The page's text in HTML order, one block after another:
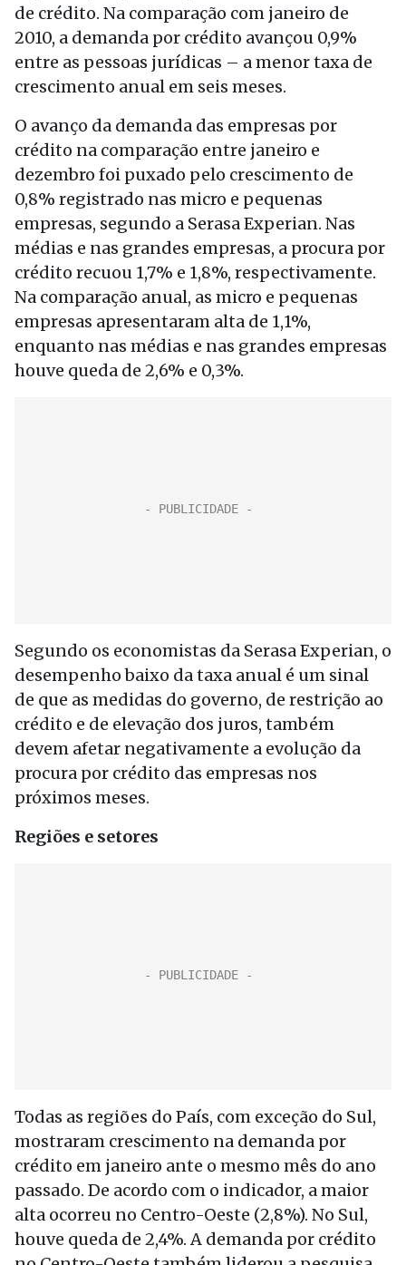
de crédito. Na comparação com janeiro de
2010, a demanda por crédito avançou 0,9%
entre as pessoas jurídicas – a menor taxa de
crescimento anual em seis meses.
O avanço da demanda das empresas por
crédito na comparação entre janeiro e
dezembro foi puxado pelo crescimento de
0,8% registrado nas micro e pequenas
empresas, segundo a Serasa Experian. Nas
médias e nas grandes empresas, a procura por
crédito recuou 1,7% e 1,8%, respectivamente.
Na comparação anual, as micro e pequenas
empresas apresentaram alta de 1,1%,
enquanto nas médias e nas grandes empresas
houve queda de 2,6% e 0,3%.
Segundo os economistas da Serasa Experian, o
desempenho baixo da taxa anual é um sinal
de que as medidas do governo, de restrição ao
crédito e de elevação dos juros, também
devem afetar negativamente a evolução da
procura por crédito das empresas nos
próximos meses.
Regiões e setores
Todas as regiões do País, com exceção do Sul,
mostraram crescimento na demanda por
crédito em janeiro ante o mesmo mês do ano
passado. De acordo com o indicador, a maior
alta ocorreu no Centro-Oeste (2,8%). No Sul,
houve queda de 2,4%. A demanda por crédito